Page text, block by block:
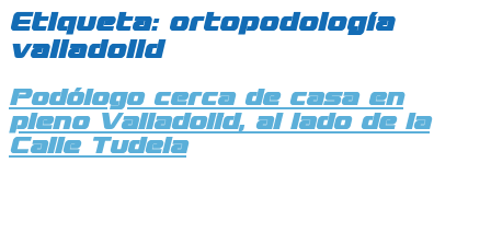
Etiqueta: ortopodología
valladolid
Podólogo cerca de casa en
pleno Valladolid, al lado de la
Calle Tudela